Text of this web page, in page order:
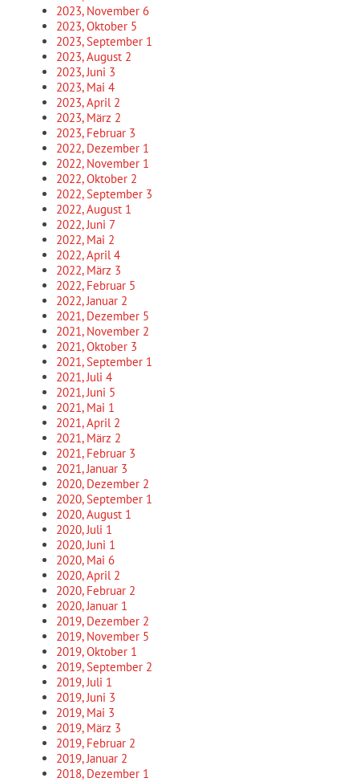
2023, November 6
2023, Oktober 5
2023, September 1
2023, August 2
2023, Juni 3
2023, Mai 4
2023, April 2
2023, März 2
2023, Februar 3
2022, Dezember 1
2022, November 1
2022, Oktober 2
2022, September 3
2022, August 1
2022, Juni 7
2022, Mai 2
2022, April4
2022, März 3
2022, Februar 5
2022, Januar 2
2021, Dezember 5
2021, November 2
2021, Oktober 3
2021, September 1
2021, Juli 4
2021, Juni 5
2021, Mai 1
2021, April 2
2021, März 2
2021, Februar 3
2021, Januar 3
2020, Dezember 2
2020, September 1
2020, August 1
2020, Juli 1
2020, Juni 1
2020, Mai 6
2020, April 2
2020, Februar 2
2020, Januar 1
2019, Dezember 2
2019, November 5
2019, Oktober 1
2019, September 2
2019, Juli 1
2019, Juni 3
2019, Mai 3
2019, März 3
2019, Februar 2
2019, Januar 2
2018, Dezember 1